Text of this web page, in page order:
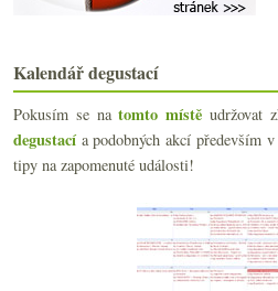
Průřezová degustace
Průvodce degustačními termíny
Výtečná cava a levný červený
Degustace 7 Řádků / 7 Riadkov
Rekapitulace ročníku 2017 na
Xarel·lo z amfor a horský Syrah
Degustace anglických bublin
Dvakrát staré keře odrůdy
Dvakrát zajímavý Muscadet
Kalendář degustací
Pokusím se natomto místě udržovat
degustacía podobných akcí především
tipy na zapomenuté události!